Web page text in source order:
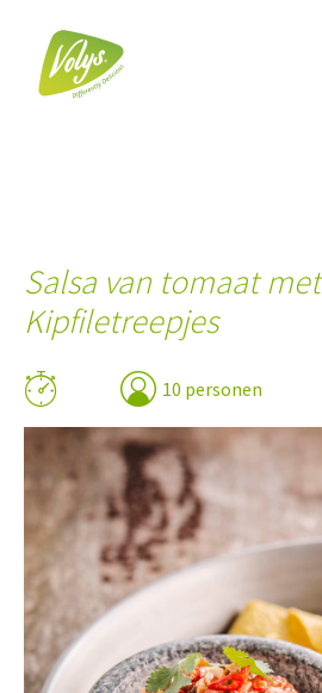
Salsa van tomaat met
Kipfiletreepjes
10 personen